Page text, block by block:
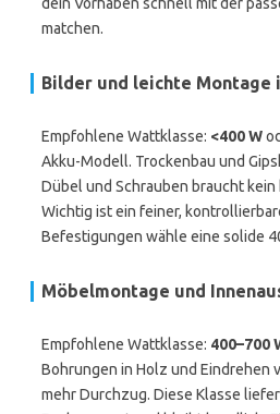
matchen.
Bilder und leichte Montage
Empfohlene Wattklasse: <400 W
Akku-Modell. Trockenbau und
Dübel und Schrauben braucht
Wichtig ist ein feiner,
Befestigungen wähle eine solide
Möbelmontage und
Empfohlene Wattklasse: 400–700
Bohrungen in Holz und Eindrehen
mehr Durchzug. Diese Klasse